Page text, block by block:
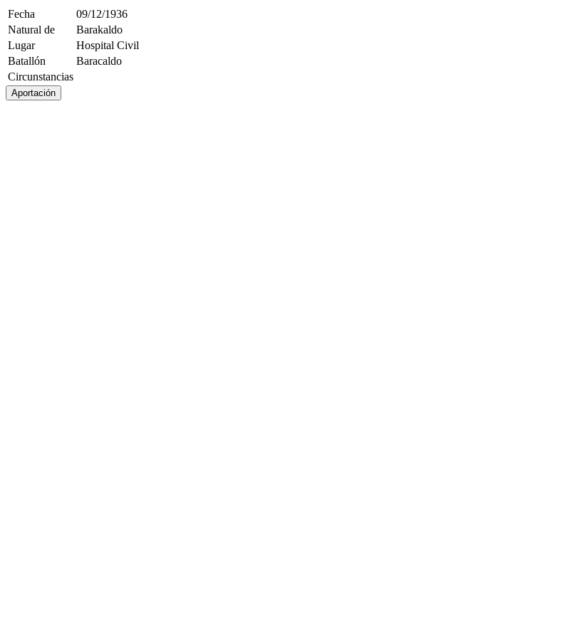
Fecha
09/12/1936
Natural de
Barakaldo
Lugar
Hospital Civil
Batallón
Baracaldo
Circunstancias